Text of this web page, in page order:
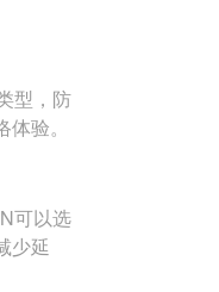
型，防
验。
可以选
少延